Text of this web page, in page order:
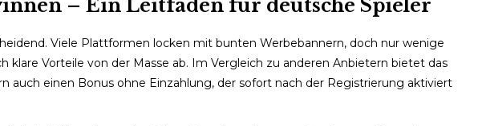
– Ein Leitfaden für deutsche Spieler
Viele Plattformen locken mit bunten Werbebannern, doch nur wenige
klare Vorteile von der Masse ab. Im Vergleich zu anderen Anbietern bietet das
auch einen Bonus ohne Einzahlung, der sofort nach der Registrierung aktiviert